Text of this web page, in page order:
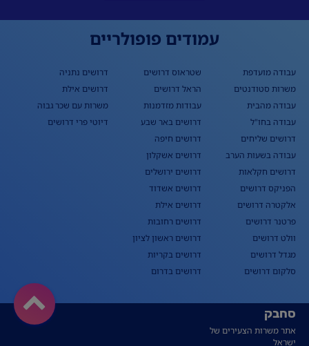
עמודים פופולריים
עבודה מועדפת
משרות סטודנטים
עבודה מהבית
עבודה בחו"ל
דרושים שליחים
עבודה בשעות הערב
דרושים חקלאות
הפניקס דרושים
אלקטרה דרושים
פרטנר דרושים
וולט דרושים
מגדל דרושים
סלקום דרושים
שטראוס דרושים
הראל דרושים
עבודות מזדמנות
דרושים באר שבע
דרושים חיפה
דרושים אשקלון
דרושים ירושלים
דרושים אשדוד
דרושים אילת
דרושים רחובות
דרושים ראשון לציון
דרושים בקריות
דרושים בדרום
דרושים נתניה
דרושים אילת
משרות עם שכר גבוה
דיוטי פרי דרושים
סחבק
אתר משרות הצעירים של
ישראל